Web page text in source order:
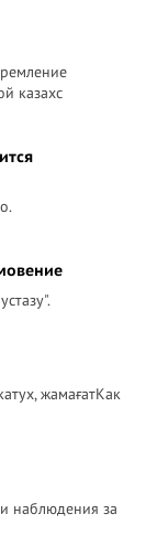
казахс
жамағатКак
наблюдения за